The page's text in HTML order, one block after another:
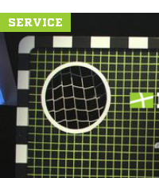
SERVICE